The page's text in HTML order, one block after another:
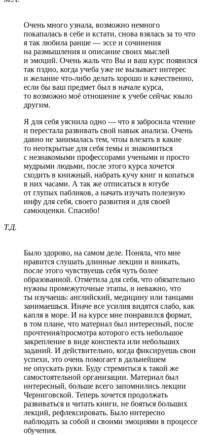
Очень много узнала, возможно немного
покапалась в себе и кстати, снова взялась за то что
я так любила ранше — эссе и сочинения
на размышления и описание своих мыслей
и эмоций. Очень жаль что Вы и ваш курс появился
так пздно, когда учеба уже не вызывает интерес
и желание что-либо делать хорошо и качественно,
если бы ваш предмет был в начале курса,
то возможно моё отношение к учебе сейчас юыло
другим.
Я для себя уяснила одно — что я забросила чтение
и перестала развивать свой навык анализа. Очень
давно не занималась тем, чтоы влезать в какие
то неоткрытые для себя темы и знакомиться
с незнакомыми профессорами учеными и просто
мудрыми людьми, после этого курса хочется
сходить в книжный, набрать кучу книг и копаться
в них часами. А так же отписаться в ютубе
от глупых пабликов, а начать изучать полезную
инфу для себя, своего развития и для своей
самооценки. Спасибо!
Т.Д.
Было здорово, на самом деле. Поняла, что мне
нравится слушать длинные лекции и вникать,
после этого чувствуешь себя чуть более
образованной. Отметила для себя, что обязательно
нужны промежуточные этапы, и неважно, что
ты изучаешь: английский, медицину или танцами
занимаешься. Иначе все усилия видятся слабо, как
капля в море. И на курсе мне понравился формат,
в том плане, что материал был интересный, после
прочтения/просмотра которого есть небольшое
закрепление в виде конспекта или небольших
заданий. И действительно, когда фиксируешь свои
успехи, это очень помогает в дальнейшем
не опускать руки. Буду стремиться к такой же
самостоятельной организации. Материал был
интересный, больше всего запомнились лекции
Черниговской. Теперь хочется продолжать
развиваться и читать книги, не бояться больших
лекций, рефлексировать. Было интересно
наблюдать за собой и своими эмоциями в процессе
обучения.